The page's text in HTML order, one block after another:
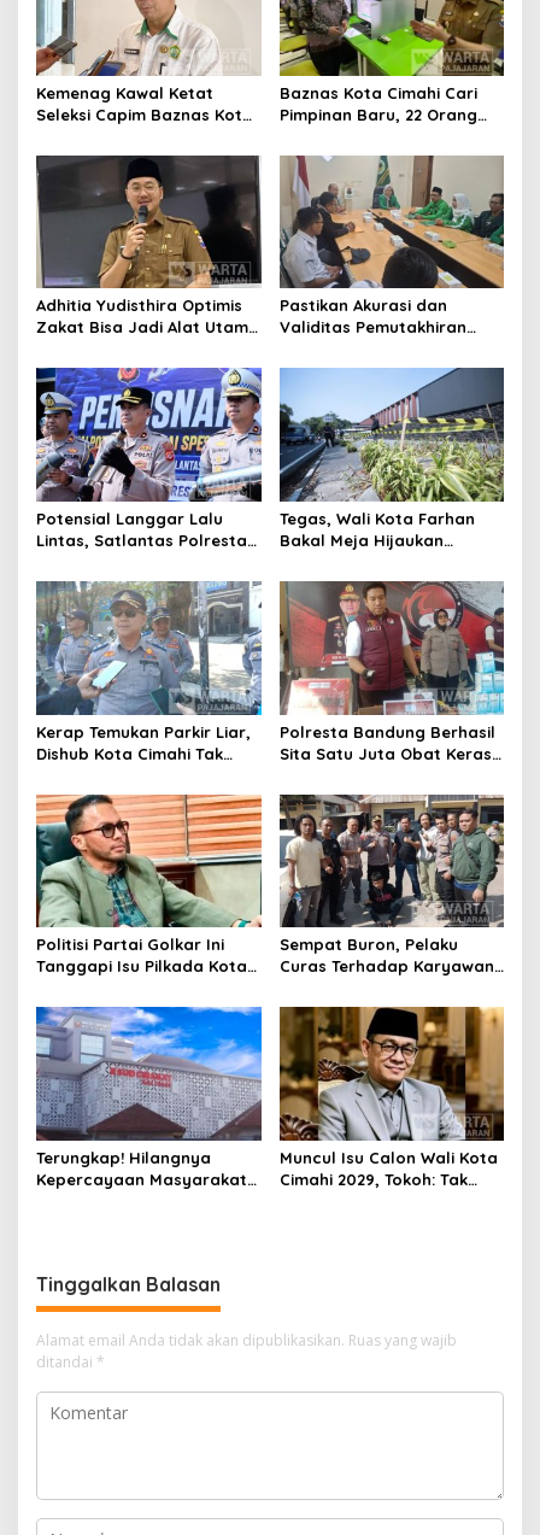
Kemenag Kawal Ketat
Seleksi Capim Baznas Kota
Komisioner Baznas
Berintegritas
Baznas Kota Cimahi Cari
Pimpinan Baru, 22 Orang
Adhitia Yudisthira Optimis
Zakat Bisa Jadi Alat Utama
Kota Cimahi
Pastikan Akurasi dan
Validitas Pemutakhiran
Cimahi Lakukan
Potensial Langgar Lalu
Lintas, Satlantas Polresta
Motor Berknalpot Brong
Tegas, Wali Kota Farhan
Bakal Meja Hijaukan
Riau
Kerap Temukan Parkir Liar,
Dishub Kota Cimahi Tak
Pembinaan
Polresta Bandung Berhasil
Sita Satu Juta Obat Keras
Kasus Narkoba
Politisi Partai Golkar Ini
Tanggapi Isu Pilkada Kota
Sempat Buron, Pelaku
Curas Terhadap Karyawan
Ditangkap Polisi
Terungkap! Hilangnya
Kepercayaan Masyarakat
Muncul Isu Calon Wali Kota
Cimahi 2029, Tokoh: Tak
Tinggalkan Balasan
Alamat email Anda tidak akan dipublikasikan. Ruas yang wajib
ditandai *